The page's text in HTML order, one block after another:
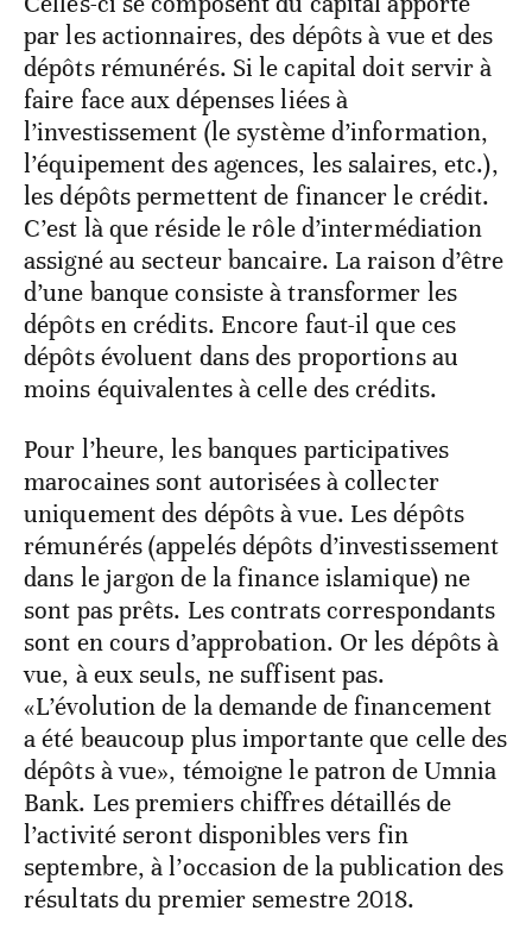
par les actionnaires, des dépôts à vue et des
dépôts rémunérés. Si le capital doit servir à
faire face aux dépenses liées à
l’investissement (le système d’information,
l’équipement des agences, les salaires, etc.),
les dépôts permettent de financer le crédit.
C’est là que réside le rôle d’intermédiation
assigné au secteur bancaire. La raison d’être
d’une banque consiste à transformer les
dépôts en crédits. Encore faut-il que ces
dépôts évoluent dans des proportions au
moins équivalentes à celle des crédits.
Pour l’heure, les banques participatives
marocaines sont autorisées à collecter
uniquement des dépôts à vue. Les dépôts
rémunérés (appelés dépôts d’investissement
dans le jargon de la finance islamique) ne
sont pas prêts. Les contrats correspondants
sont en cours d’approbation. Or les dépôts à
vue, à eux seuls, ne suffisent pas.
«L’évolution de la demande de financement
a été beaucoup plus importante que celle des
dépôts à vue», témoigne le patron de Umnia
Bank. Les premiers chiffres détaillés de
l’activité seront disponibles vers fin
septembre, à l’occasion de la publication des
résultats du premier semestre 2018.